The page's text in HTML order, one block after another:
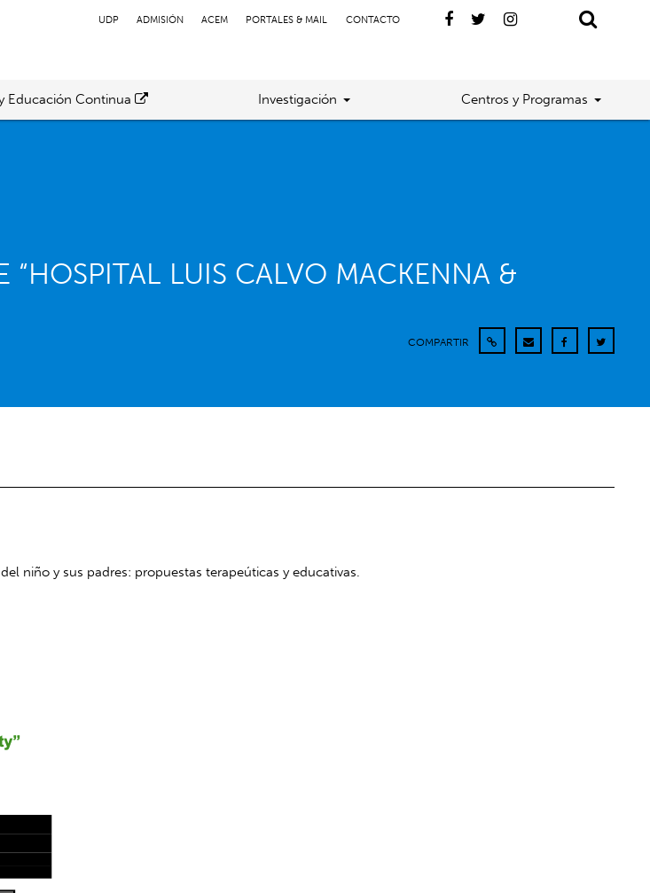
UDP ADMISIÓN ACEM PORTALES & MAIL CONTACTO
Educación Continua Investigación Centros y Programas
LUIS CALVO MACKENNA &
COMPARTIR
niño y sus padres: propuestas terapeúticas y educativas.